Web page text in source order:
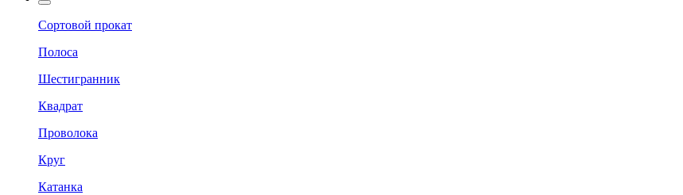
Сортовой прокат
Полоса
Шестигранник
Квадрат
Проволока
Круг
Катанка